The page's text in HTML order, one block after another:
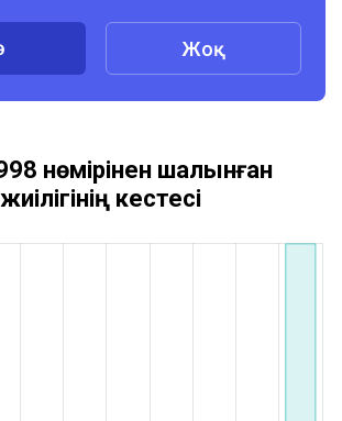
Жоқ
нөмірінен шалынған
кестесі